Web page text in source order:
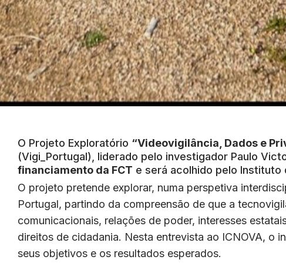
O Projeto Exploratório “Videovigilância, Dados e
(Vigi_Portugal), liderado pelo investigador Paulo
financiamento da FCT e será acolhido pelo Instituto
O projeto pretende explorar, numa perspetiva
Portugal, partindo da compreensão de que a
comunicacionais, relações de poder, interesses
direitos de cidadania. Nesta entrevista ao ICNOVA, o
seus objetivos e os resultados esperados.